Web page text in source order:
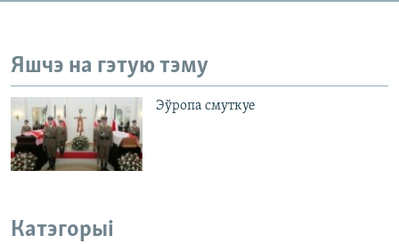
Яшчэ на гэтую тэму
Эўропа смуткуе
Катэгорыі